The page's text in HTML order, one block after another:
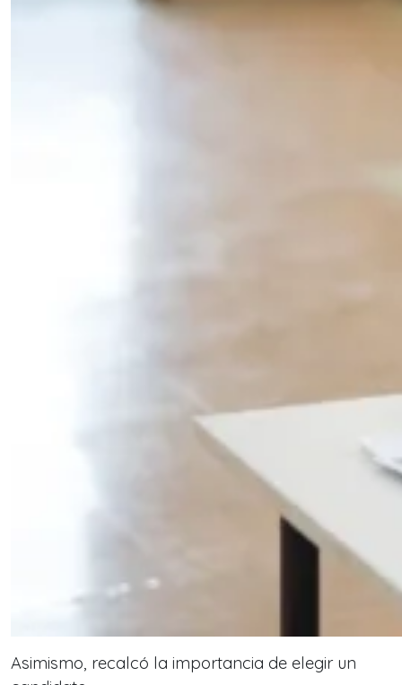
Asimismo, recalcó la importancia de elegir un